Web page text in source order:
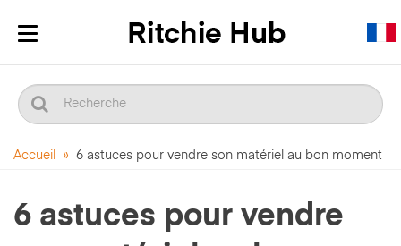
Afficher/masquer
navigation
Accueil » 6 astuces pour vendre son matériel au bon moment
6 astuces pour vendre